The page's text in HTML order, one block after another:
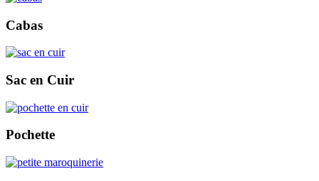
Cabas
Sac en Cuir
Pochette